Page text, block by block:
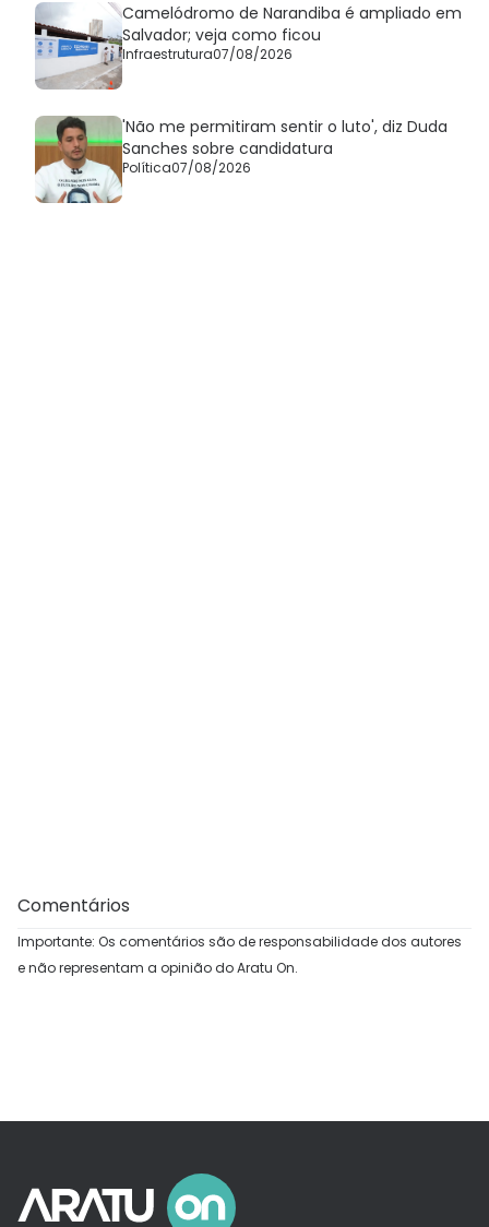
Camelódromo de Narandiba é ampliado em
Salvador; veja como ficou
Infraestrutura07/08/2026
'Não me permitiram sentir o luto', diz Duda
Sanches sobre candidatura
Política07/08/2026
Comentários
Importante: Os comentários são de responsabilidade dos autores
e não representam a opinião do Aratu On.